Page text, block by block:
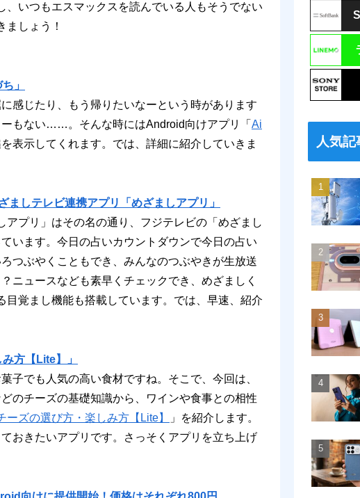
いつもエスマックスを読んでいる人もそうでない
ましょう！
」
感じたり、もう帰りたいなーという時があります
もない……。そんな時にはAndroid向けアプリ「 Ai
表示してくれます。では、詳細に紹介していきま
しテレビ連携アプリ「めざましアプリ」
プリ」はその名の通り、フジテレビの「めざまし
います。今日の占いカウントダウンで今日の占い
つぶやくこともでき、みんなのつぶやきが生放送
ニュースなども素早くチェックでき、めざましく
覚まし機能も搭載しています。では、早速、紹介
方【Lite】」
子でも人気の高い食材ですね。そこで、今回は、
のチーズの基礎知識から、ワインや食事との相性
ーズの選び方・楽しみ方【Lite】
」を紹介します。
おきたいアプリです。さっそくアプリを立ち上げ
人気記